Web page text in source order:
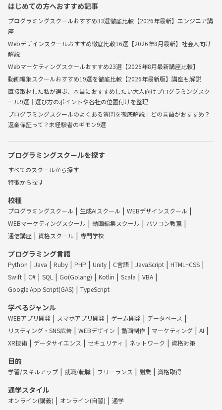
はじめての方へおすすめ記事
プログラミングスクールおすすめ33選徹底比較【2026年最新】エンジニア講
座
Webデザインスクールおすすめ徹底比較16選【2026年8月最新】社会人向け
解説
Webマーケティングスクールおすすめ23選【2026年8月最新講座比較】
動画編集スクールおすすめ19選を徹底比較【2026年最新版】講座も解説
直接取材した私が選ぶ、本当におすすめしたい大人向けプログラミングスク
ール9選｜選び方のポイントや各社の位置付けを整理
プログラミングスクールのよくある質問を徹底解説｜どの言語がおすすめ？
返金保証って？未経験者のギモン9選
プログラミングスクールを探す
すべてのスクールから探す
特徴から探す
校種
プログラミングスクール 生成AIスクール
WEBデザインスクール
WEBマーケティングスクール
動画編集スクール
パソコン教室
通信講座
資格スクール 専門学校
プログラミング言語
Python Java Ruby PHP Unity C言語 JavaScript
HTML+CSS
Swift
C# SQL Go(Golang) Kotlin Scala
VBA
Google App Script(GAS)
TypeScript
学べるジャンル
WEBアプリ開発 スマホアプリ開発 ゲーム開発
データベース
リスティング・SNS広告
WEBデザイン 動画制作 マーケティング
AI
XR技術
データサイエンス セキュリティ ネットワーク 資格対策
目的
学習/スキルアップ 就職/転職 フリーランス 副業 資格取得
通学スタイル
オンライン(講義) オンライン(自習) 通学